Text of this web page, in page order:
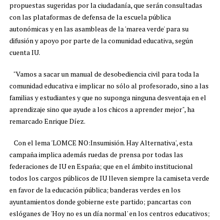
propuestas sugeridas por la ciudadanía, que serán consultadas
con las plataformas de defensa de la escuela pública
autonómicas y en las asambleas de la 'marea verde' para su
difusión y apoyo por parte de la comunidad educativa, según
cuenta IU.
"Vamos a sacar un manual de desobediencia civil para toda la
comunidad educativa e implicar no sólo al profesorado, sino a las
familias y estudiantes y que no suponga ninguna desventaja en el
aprendizaje sino que ayude a los chicos a aprender mejor", ha
remarcado Enrique Díez.
Con el lema 'LOMCE NO:Insumisión. Hay Alternativa', esta
campaña implica además ruedas de prensa por todas las
federaciones de IU en España; que en el ámbito institucional
todos los cargos públicos de IU lleven siempre la camiseta verde
en favor de la educación pública; banderas verdes en los
ayuntamientos donde gobierne este partido; pancartas con
eslóganes de 'Hoy no es un día normal' en los centros educativos;